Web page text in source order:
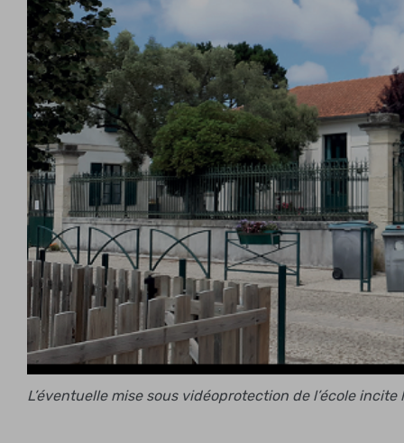
L’éventuelle mise sous vidéoprotection de l’école